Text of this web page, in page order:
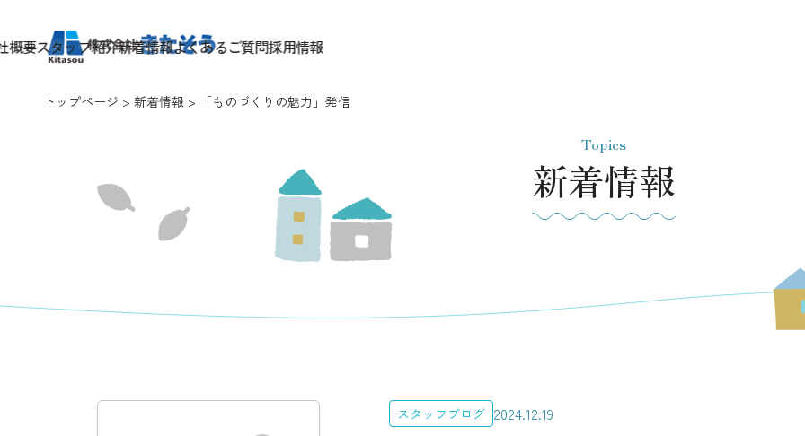
概要スタッフ紹介新着情報よくあるご質問採用情報
トップページ 新着情報 「ものづくりの魅力」発信
Topics
新着情報
スタッフブログ 2024.12.19